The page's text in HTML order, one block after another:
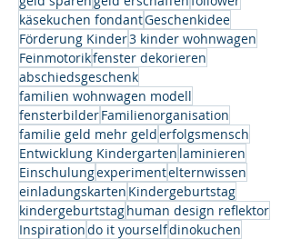
käsekuchen fondantGeschenkidee
Förderung Kinder3 kinder wohnwagen
Feinmotorikfenster dekorieren
abschiedsgeschenk
familien wohnwagen modell
fensterbilderFamilienorganisation
familie geld mehr gelderfolgsmensch
Entwicklung Kindergarten laminieren
Einschulungexperimentelternwissen
einladungskarten Kindergeburtstag
kindergeburtstaghuman design reflektor
Inspirationdo it yourselfdinokuchen